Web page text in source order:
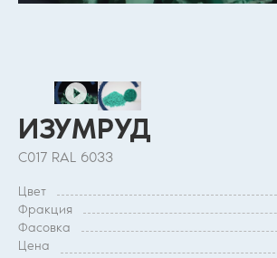
ИЗУМРУД
С017 RAL 6033
Цвет
Фракция
Фасовка
Цена